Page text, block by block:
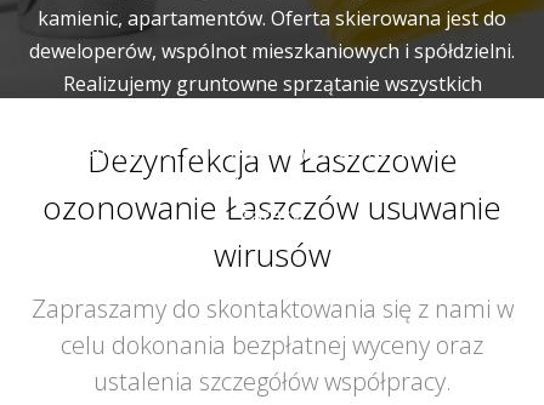
kamienic, apartamentów. Oferta skierowana jest do
deweloperów, wspólnot mieszkaniowych i spółdzielni.
Realizujemy gruntowne sprzątanie wszystkich
zadaniem jest utrzymanie w czystości korytarzy, klatek
schodowych, wind, pomieszczeń gospodarczych a także
garaży.
Dezynfekcja w Łaszczowie
ozonowanie Łaszczów usuwanie
wirusów
Zapraszamy do skontaktowania się z nami w
celu dokonania bezpłatnej wyceny oraz
ustalenia szczegółów współpracy.